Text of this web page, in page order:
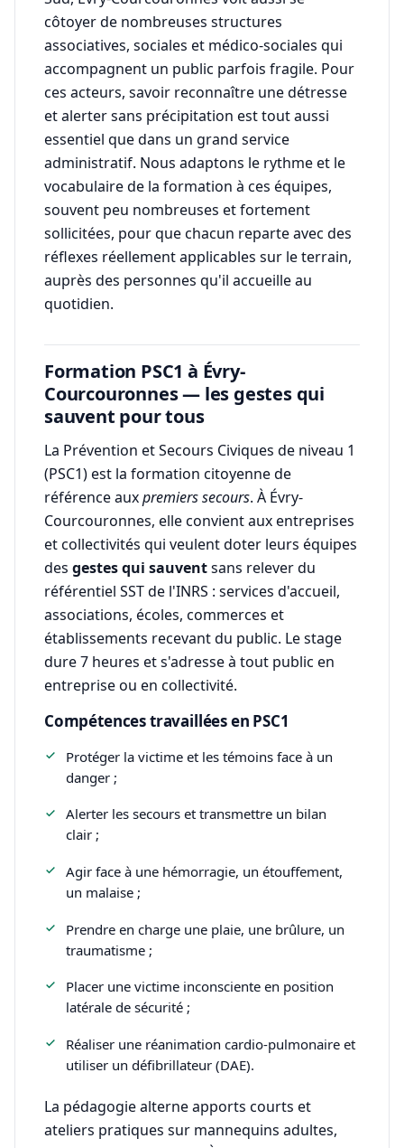
côtoyer de nombreuses structures
associatives, sociales et médico-sociales qui
accompagnent un public parfois fragile. Pour
ces acteurs, savoir reconnaître une détresse
et alerter sans précipitation est tout aussi
essentiel que dans un grand service
administratif. Nous adaptons le rythme et le
vocabulaire de la formation à ces équipes,
souvent peu nombreuses et fortement
sollicitées, pour que chacun reparte avec des
réflexes réellement applicables sur le terrain,
auprès des personnes qu'il accueille au
quotidien.
Formation PSC1 à Évry-
Courcouronnes — les gestes qui
sauvent pour tous
La Prévention et Secours Civiques de niveau 1
(PSC1) est la formation citoyenne de
référence auxpremiers secours. À Évry-
Courcouronnes, elle convient aux entreprises
et collectivités qui veulent doter leurs équipes
des gestes qui sauventsans relever du
référentiel SST de l'INRS : services d'accueil,
associations, écoles, commerces et
établissements recevant du public. Le stage
dure 7 heures et s'adresse à tout public en
entreprise ou en collectivité.
Compétences travaillées en PSC1
Protéger la victime et les témoins face à un
danger ;
Alerter les secours et transmettre un bilan
clair ;
Agir face à une hémorragie, un étouffement,
un malaise ;
Prendre en charge une plaie, une brûlure, un
traumatisme ;
Placer une victime inconsciente en position
latérale de sécurité ;
Réaliser une réanimation cardio-pulmonaire et
utiliser un défibrillateur (DAE).
La pédagogie alterne apports courts et
ateliers pratiques sur mannequins adultes,